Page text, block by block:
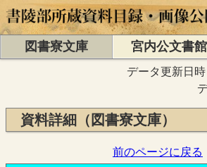
図書寮文庫 宮内公文書館
データ更新日時
資料詳細（図書寮文庫）
前のページに戻る